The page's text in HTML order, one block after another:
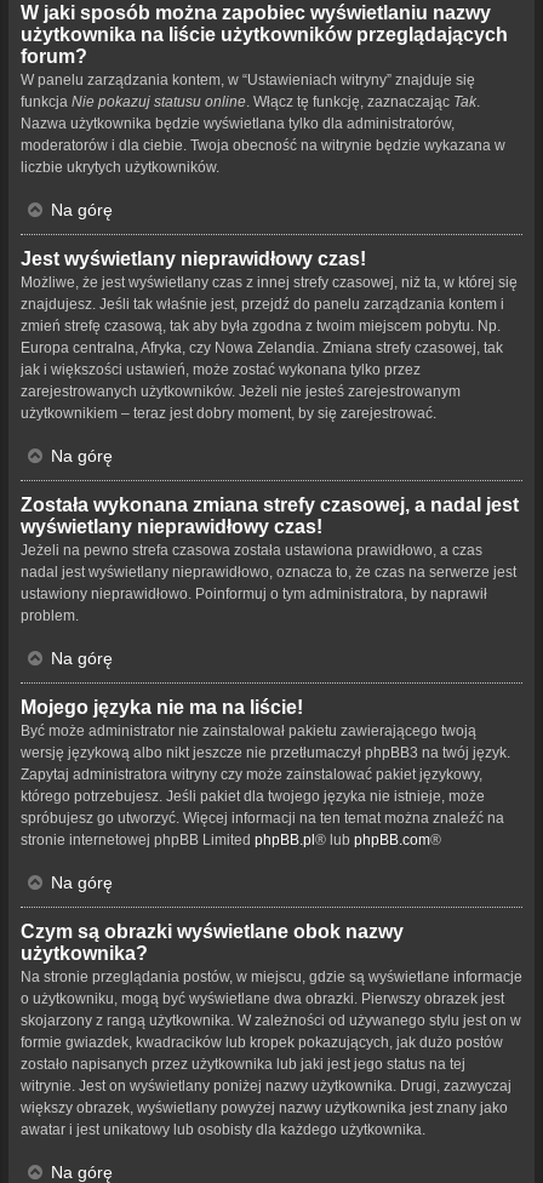
W jaki sposób można zapobiec wyświetlaniu nazwy
użytkownika na liście użytkowników przeglądających
forum?
W panelu zarządzania kontem, w “Ustawieniach witryny” znajduje się
funkcja Nie pokazuj statusu online . Włącz tę funkcję, zaznaczając Tak
Nazwa użytkownika będzie wyświetlana tylko dla administratorów,
moderatorów i dla ciebie. Twoja obecność na witrynie będzie wykazana w
liczbie ukrytych użytkowników.
Na górę
Jest wyświetlany nieprawidłowy czas!
Możliwe, że jest wyświetlany czas z innej strefy czasowej, niż ta, w której się
znajdujesz. Jeśli tak właśnie jest, przejdź do panelu zarządzania kontem i
zmień strefę czasową, tak aby była zgodna z twoim miejscem pobytu. Np.
Europa centralna, Afryka, czy Nowa Zelandia. Zmiana strefy czasowej, tak
jak i większości ustawień, może zostać wykonana tylko przez
zarejestrowanych użytkowników. Jeżeli nie jesteś zarejestrowanym
użytkownikiem – teraz jest dobry moment, by się zarejestrować.
Na górę
Została wykonana zmiana strefy czasowej, a nadal jest
wyświetlany nieprawidłowy czas!
Jeżeli na pewno strefa czasowa została ustawiona prawidłowo, a czas
nadal jest wyświetlany nieprawidłowo, oznacza to, że czas na serwerze jest
ustawiony nieprawidłowo. Poinformuj o tym administratora, by naprawił
problem.
Na górę
Mojego języka nie ma na liście!
Być może administrator nie zainstalował pakietu zawierającego twoją
wersję językową albo nikt jeszcze nie przetłumaczył phpBB3 na twój język.
Zapytaj administratora witryny czy może zainstalować pakiet językowy,
którego potrzebujesz. Jeśli pakiet dla twojego języka nie istnieje, może
spróbujesz go utworzyć. Więcej informacji na ten temat można znaleźć na
stronie internetowej phpBB Limited phpBB.pl® lub phpBB.com®
Na górę
Czym są obrazki wyświetlane obok nazwy
użytkownika?
Na stronie przeglądania postów, w miejscu, gdzie są wyświetlane informacje
o użytkowniku, mogą być wyświetlane dwa obrazki. Pierwszy obrazek jest
skojarzony z rangą użytkownika. W zależności od używanego stylu jest on w
formie gwiazdek, kwadracików lub kropek pokazujących, jak dużo postów
zostało napisanych przez użytkownika lub jaki jest jego status na tej
witrynie. Jest on wyświetlany poniżej nazwy użytkownika. Drugi, zazwyczaj
większy obrazek, wyświetlany powyżej nazwy użytkownika jest znany jako
awatar i jest unikatowy lub osobisty dla każdego użytkownika.
Na górę